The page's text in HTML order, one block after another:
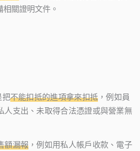
關證明文件。
把不能扣抵的進項拿來扣抵 ，例如員
人支出、未取得合法憑證或與營業無
額漏報 ，例如用私人帳戶收款、電子